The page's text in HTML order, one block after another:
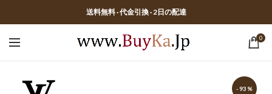
送料無料 · 代金引換 · 2日の配達
0
-93%